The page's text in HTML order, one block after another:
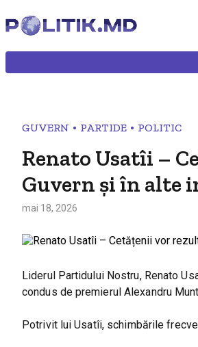
GUVERN • PARTIDE • POLITIC
Renato Usatîi –
Guvern și în alte
mai 18, 2026
Liderul Partidului Nostru, Renato
condus de premierul Alexandru
Potrivit lui Usatîi, schimbările